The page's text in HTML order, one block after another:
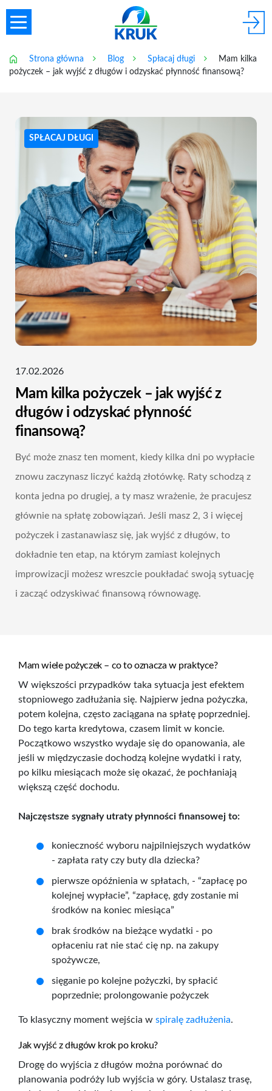
Strona główna Blog Spłacaj długi
Mam kilka
pożyczek – jak wyjść z długów i odzyskać płynność finansową?
SPŁACAJ DŁUGI
17.02.2026
Mam kilka pożyczek – jak wyjść z
długów i odzyskać płynność
finansową?
Być może znasz ten moment, kiedy kilka dni po wypłacie
znowu zaczynasz liczyć każdą złotówkę. Raty schodzą z
konta jedna po drugiej, a ty masz wrażenie, że pracujesz
głównie na spłatę zobowiązań. Jeśli masz 2, 3 i więcej
pożyczek i zastanawiasz się, jak wyjść z długów, to
dokładnie ten etap, na którym zamiast kolejnych
improwizacji możesz wreszcie poukładać swoją sytuację
i zacząć odzyskiwać finansową równowagę.
Mam wiele pożyczek – co to oznacza w praktyce?
W większości przypadków taka sytuacja jest efektem
stopniowego zadłużania się. Najpierw jedna pożyczka,
potem kolejna, często zaciągana na spłatę poprzedniej.
Do tego karta kredytowa, czasem limit w koncie.
Początkowo wszystko wydaje się do opanowania, ale
jeśli w międzyczasie dochodzą kolejne wydatki i raty,
po kilku miesiącach może się okazać, że pochłaniają
większą część dochodu.
Najczęstsze sygnały utraty płynności finansowej to:
konieczność wyboru najpilniejszych wydatków
- zapłata raty czy buty dla dziecka?
pierwsze opóźnienia w spłatach, - “zapłacę po
kolejnej wypłacie”, “zapłacę, gdy zostanie mi
środków na koniec miesiąca”
brak środków na bieżące wydatki - po
opłaceniu rat nie stać cię np. na zakupy
spożywcze,
sięganie po kolejne pożyczki, by spłacić
poprzednie; prolongowanie pożyczek
To klasyczny moment wejścia w spiralę zadłużenia.
Jak wyjść z długów krok po kroku?
Drogę do wyjścia z długów można porównać do
planowania podróży lub wyjścia w góry. Ustalasz trasę,